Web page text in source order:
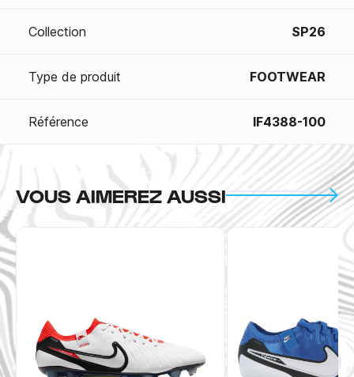
Collection SP26
Type de produit FOOTWEAR
Référence IF4388-100
VOUS AIMEREZ AUSSI